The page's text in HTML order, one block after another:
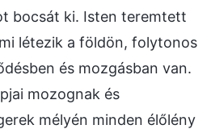
bocsát ki. Isten teremtett
létezik a földön, folytonos
és mozgásban van.
mozognak és
mélyén minden élőlény